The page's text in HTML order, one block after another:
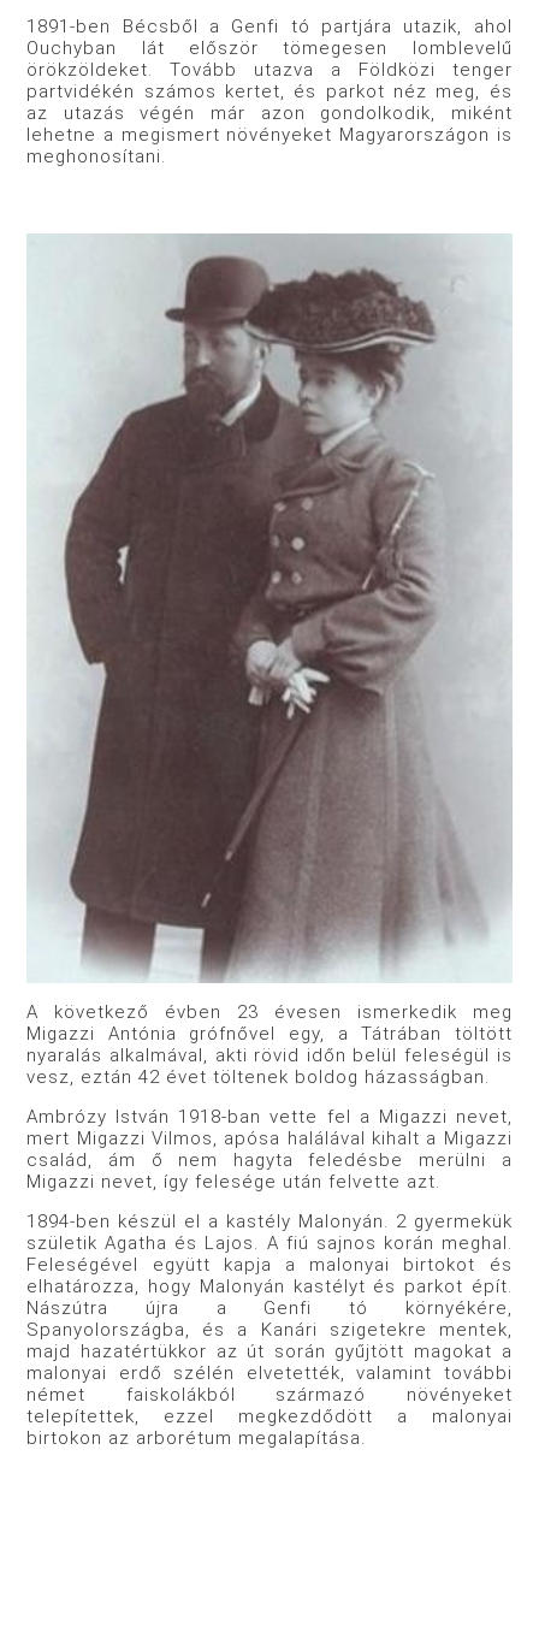
1891-ben Bécsből a Genfi tó partjára utazik, ahol
Ouchyban lát először tömegesen lomblevelű
örökzöldeket. Tovább utazva a Földközi tenger
partvidékén számos kertet, és parkot néz meg, és
az utazás végén már azon gondolkodik, miként
lehetne a megismert növényeket Magyarországon is
meghonosítani.
A következő évben 23 évesen ismerkedik meg
Migazzi Antónia grófnővel egy, a Tátrában töltött
nyaralás alkalmával, akti rövid időn belül feleségül is
vesz, eztán 42 évet töltenek boldog házasságban.
Ambrózy István 1918-ban vette fel a Migazzi nevet,
mert Migazzi Vilmos, apósa halálával kihalt a Migazzi
család, ám ő nem hagyta feledésbe merülni a
Migazzi nevet, így felesége után felvette azt.
1894-ben készül el a kastély Malonyán. 2 gyermekük
születik Agatha és Lajos. A fiú sajnos korán meghal.
Feleségével együtt kapja a malonyai birtokot és
elhatározza, hogy Malonyán kastélyt és parkot épít.
Nászútra újra a Genfi tó környékére,
Spanyolországba, és a Kanári szigetekre mentek,
majd hazatértükkor az út során gyűjtött magokat a
malonyai erdő szélén elvetették, valamint további
német faiskolákból származó növényeket
telepítettek, ezzel megkezdődött a malonyai
birtokon az arborétum megalapítása.